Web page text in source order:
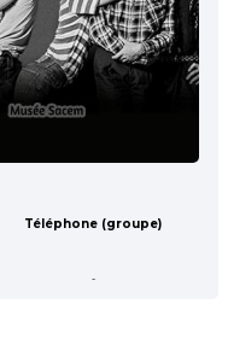
Téléphone (groupe)
-